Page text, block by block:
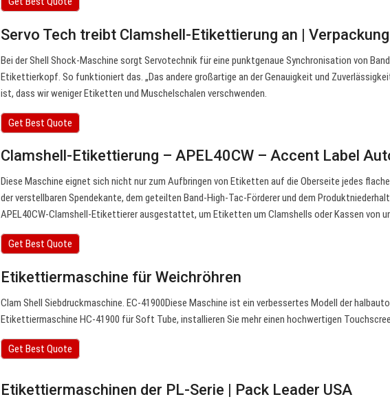
Servo Tech treibt Clamshell-Etikettierung an |
Bei der Shell Shock-Maschine sorgt Servotechnik für eine punktgenaue Synchronisation von
Etikettierkopf. So funktioniert das. „Das andere großartige an der Genauigkeit und
ist, dass wir weniger Etiketten und Muschelschalen verschwenden.
Get Best Quote
Clamshell-Etikettierung – APEL40CW – Accent Label
Diese Maschine eignet sich nicht nur zum Aufbringen von Etiketten auf die Oberseite jedes
der verstellbaren Spendekante, dem geteilten Band-High-Tac-Förderer und dem
APEL40CW-Clamshell-Etikettierer ausgestattet, um Etiketten um Clamshells oder Kassen von
Get Best Quote
Etikettiermaschine für Weichröhren
Clam Shell Siebdruckmaschine. EC-41900Diese Maschine ist ein verbessertes Modell der
Etikettiermaschine HC-41900 für Soft Tube, installieren Sie mehr einen hochwertigen
Get Best Quote
Etikettiermaschinen der PL-Serie | Pack Leader USA